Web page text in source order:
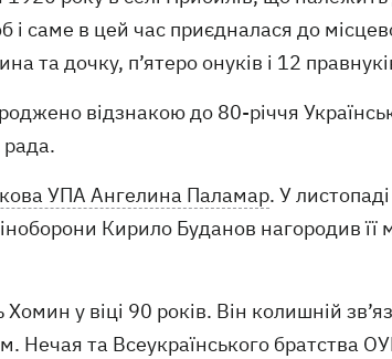
саме в цей час приєдналася до
та дочку, п’ятеро онуків і 12
відзнакою до 80-річчя
рада.
УПА Ангелина Паламар. У
Кирило Буданов нагородив
у віці 90 років. Він колишній
Нечая та Всеукраїнського братства